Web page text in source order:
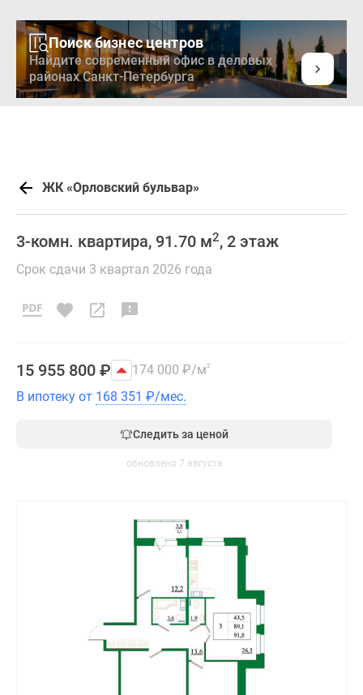
Поиск бизнес центров
Найдите современный офис в деловых
районах Санкт-Петербурга
ЖК «Орловский бульвар»
3-комн. квартира, 91.70 м2, 2 этаж
Срок сдачи 3 квартал 2026 года
15 955 800 ₽ 174 000 ₽/м2
В ипотеку от 168 351 ₽/мес.
Следить за ценой
обновлено 7 августа